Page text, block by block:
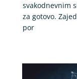
svakodnevnim
za gotovo.
por